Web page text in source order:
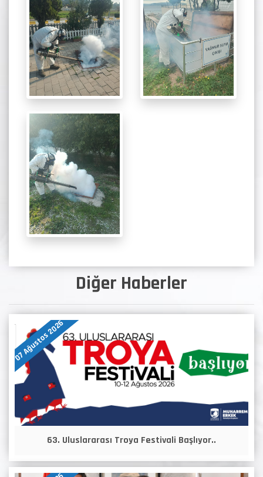
Diğer Haberler
07 Ağustos 2026
63. Uluslararası Troya Festivali Başlıyor..